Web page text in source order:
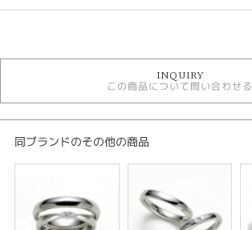
婚約指輪
ロゼットLIFE 婚約指輪
紹介文
※価格は税込み価格となります。
※センターダイヤモンドは価格に含まれません。
INQUIRY
この商品について問い合わせる
同ブランドのその他の商品